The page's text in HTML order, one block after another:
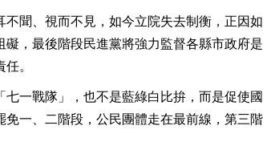
聞、視而不見，如今立院失去制衡，正因如
，最後階段民進黨將強力監督各縣市政府是
。
一戰隊」，也不是藍綠白比拚，而是促使國
一、二階段，公民團體走在最前線，第三階